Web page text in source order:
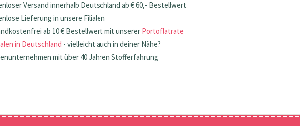
Versand innerhalb Deutschland ab € 60,- Bestellwert
Lieferung in unsere Filialen
ab 10 € Bestellwert mit unserer Portoflatrate
in Deutschland - vielleicht auch in deiner Nähe?
mit über 40 Jahren Stofferfahrung